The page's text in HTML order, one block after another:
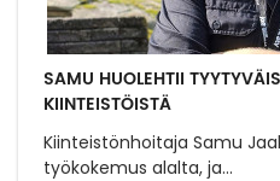
SAMU HUOLEHTII
KIINTEISTÖISTÄ
Kiinteistönhoitaja Samu
työkokemus alalta, ja...